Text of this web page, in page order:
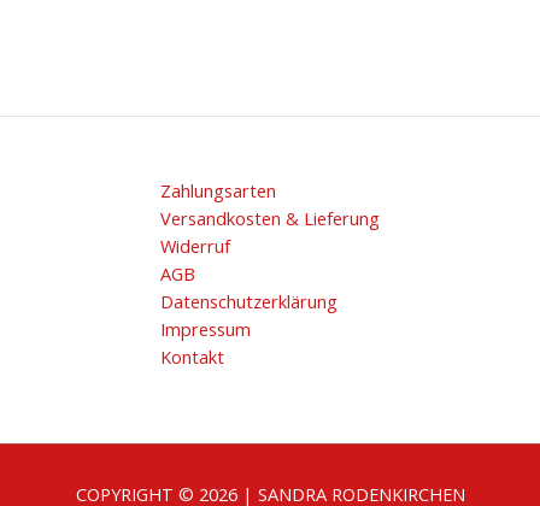
Zahlungsarten
Versandkosten & Lieferung
Widerruf
AGB
Datenschutzerklärung
Impressum
Kontakt
COPYRIGHT © 2026 | SANDRA RODENKIRCHEN